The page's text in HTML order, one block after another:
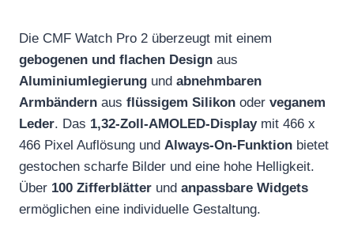
Die CMF Watch Pro 2 überzeugt mit einem
gebogenen und flachen Design aus
Aluminiumlegierung und abnehmbaren
Armbändern aus flüssigem Silikon oder veganem
Leder. Das 1,32-Zoll-AMOLED-Displaymit 466 x
466 Pixel Auflösung und Always-On-Funktion bietet
gestochen scharfe Bilder und eine hohe Helligkeit.
Über 100 Zifferblätter und anpassbare Widgets
ermöglichen eine individuelle Gestaltung.